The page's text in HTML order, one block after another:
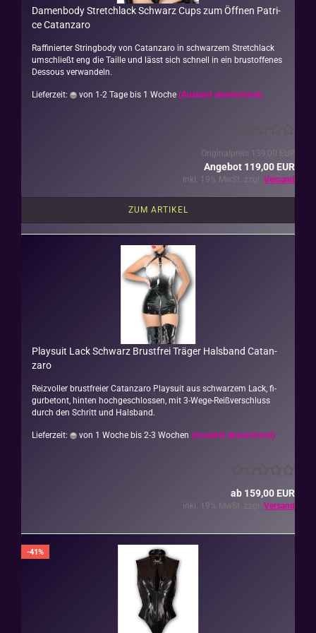
Da­men­bo­dy Stretch­lack Schwarz Cups zum Öff­nen Pa­tri­
ce Ca­t­an­za­ro
Raf­fi­nier­ter String­bo­dy von Ca­t­an­za­ro in schwar­zem Stretch­lack
um­schließt eng die Tail­le und lässt sich schnell in ein bru­stof­fe­nes
Des­sous ver­wan­deln.
Lieferzeit: von 1-2 Tage bis 1 Woche (Ausland abweichend)
Originalpreis 139,00 EUR
Angebot 119,00 EUR
inkl. 19% MwSt. zzgl. Versand
ZUM ARTIKEL
Play­suit Lack Schwarz Brust­frei Trä­ger Hals­band Ca­t­an­
za­ro
Reiz­vol­ler brust­frei­er Ca­t­an­za­ro Play­suit aus schwar­zem Lack, fi­
gur­be­tont, hin­ten hoch­ge­schlos­sen, mit 3-​Wege-Reißverschluss
durch den Schritt und Hals­band.
Lieferzeit: von 1 Woche bis 2-3 Wochen (Ausland abweichend)
ab 159,00 EUR
inkl. 19% MwSt. zzgl. Versand
-41%